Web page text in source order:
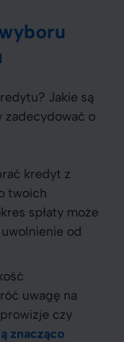
Jakie są
zadecydować o
kredyt z
twoich
spłaty może
od
uwagę na
czy
znacząco